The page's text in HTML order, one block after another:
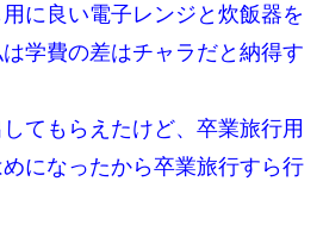
卒業する頃にはすっかり女叩きに洗脳
めに一人暮らししたいと言い出した。
ューしてるのに、見て見ぬふりの親を
から15年、妹が弟の子を妊娠したらし
だと母から連絡がきた…｜生活｜ワロ
に良い電子レンジと炊飯器を
学費の差はチャラだと納得す
てもらえたけど、卒業旅行用
になったから卒業旅行すら行